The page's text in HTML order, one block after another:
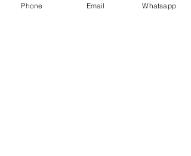
Phone Email Whatsapp